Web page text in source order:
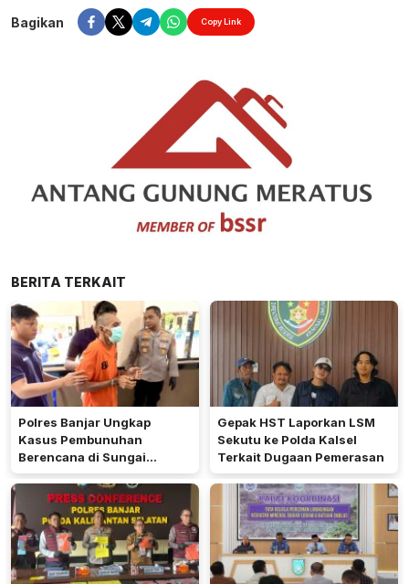
Bagikan Copy Link
BERITA TERKAIT
Polres Banjar Ungkap
Kasus Pembunuhan
Berencana di Sungai
Pinang
Gepak HST Laporkan LSM
Sekutu ke Polda Kalsel
Terkait Dugaan Pemerasan